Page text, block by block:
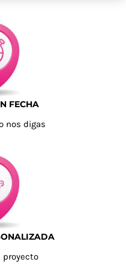
FECHA
nos digas
proyecto